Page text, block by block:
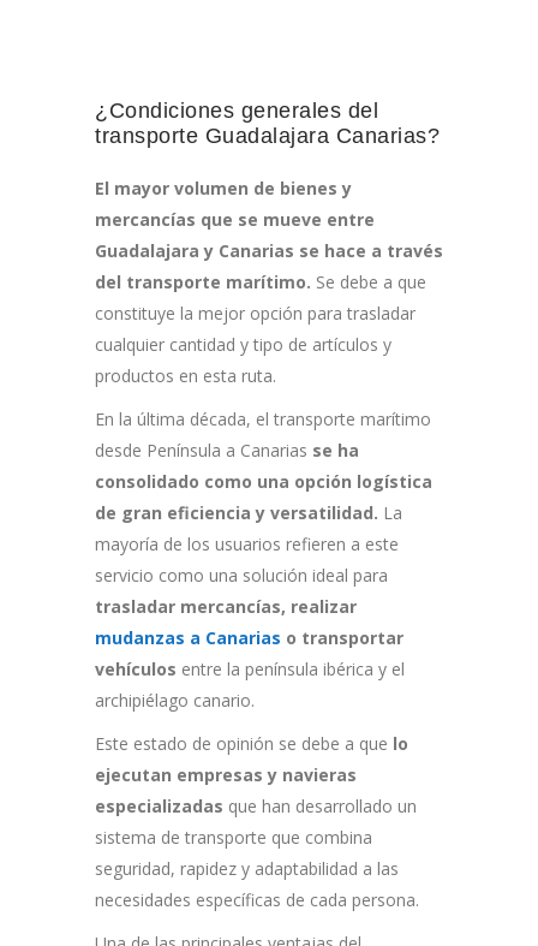
¿Condiciones generales del
transporte Guadalajara Canarias?
El mayor volumen de bienes y
mercancías que se mueve entre
Guadalajara y Canarias se hace a través
del transporte marítimo. Se debe a que
constituye la mejor opción para trasladar
cualquier cantidad y tipo de artículos y
productos en esta ruta.
En la última década, el transporte marítimo
desde Península a Canarias se ha
consolidado como una opción logística
de gran eficiencia y versatilidad. La
mayoría de los usuarios refieren a este
servicio como una solución ideal para
trasladar mercancías, realizar
mudanzas a Canarias o transportar
vehículos entre la península ibérica y el
archipiélago canario.
Este estado de opinión se debe a que lo
ejecutan empresas y navieras
especializadas que han desarrollado un
sistema de transporte que combina
seguridad, rapidez y adaptabilidad a las
necesidades específicas de cada persona.